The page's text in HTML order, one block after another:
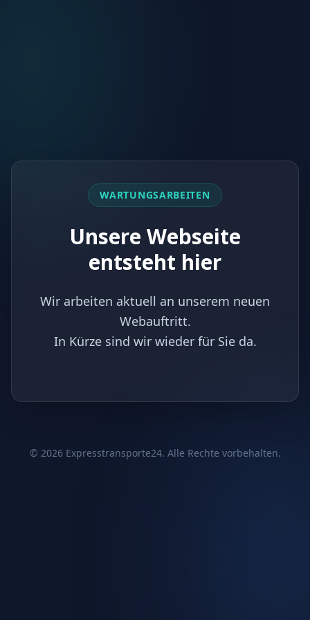
WARTUNGSARBEITEN
Unsere Webseite
entsteht hier
Wir arbeiten aktuell an unserem neuen
Webauftritt.
In Kürze sind wir wieder für Sie da.
© 2026Expresstransporte24. Alle Rechte vorbehalten.